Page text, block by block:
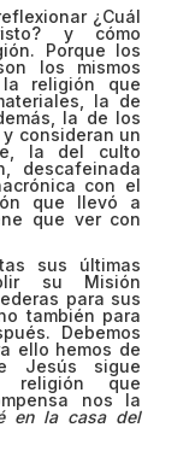
¿Cuál
y cómo
Porque los
los mismos
la religión que
la de
la de los
consideran un
la del culto
descafeinada
con el
que llevó a
que ver con
sus últimas
su Misión
para sus
también para
Debemos
ello hemos de
Jesús sigue
religión que
nos la
en la casa del